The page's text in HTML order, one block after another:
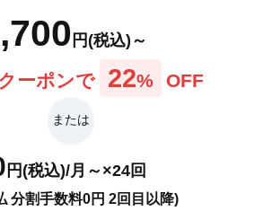
モデル) 円(税込)～
ーポンで 22% OFF
または
円(税込)/月～×24回
分割手数料0円 2回目以降)